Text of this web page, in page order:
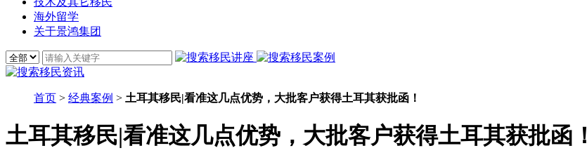
海外留学
关于景鸿集团
首页 > 经典案例 > 土耳其移民|看准这几点优势，大批客户获得土耳其获批函！
土耳其移民|看准这几点优势，大批客户获得土耳其获批函！